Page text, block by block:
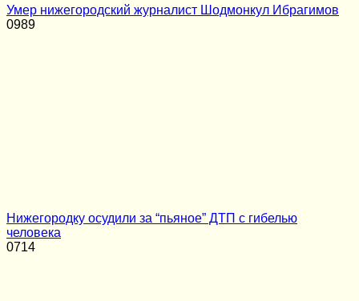
Умер нижегородский журналист Шодмонкул Ибрагимов
0989
Нижегородку осудили за “пьяное” ДТП с гибелью
человека
0714